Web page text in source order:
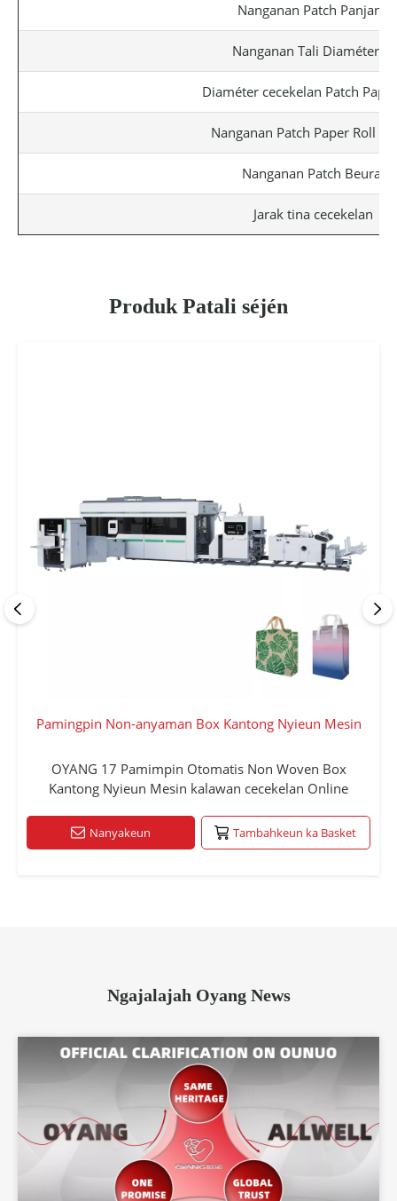
Nanganan Patch Panjang
Nanganan Tali Diaméterna
Diaméter cecekelan Patch
Nanganan Patch Paper Roll
Nanganan Patch Beurat
Jarak tina cecekelan
Produk Patali séjén
Pamingpin Non-anyaman Box Kantong Nyieun Mesin
OYANG 17 Pamimpin Otomatis Non Woven Box
Kantong Nyieun Mesin kalawan cecekelan Online
Nanyakeun Tambahkeun ka Basket
Ngajalajah Oyang News